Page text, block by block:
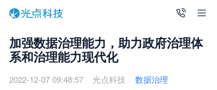
加强数据治理能力，助力政府治理体
系和治理能力现代化
2022-12-07 09:48:57 光点科技 数据治理